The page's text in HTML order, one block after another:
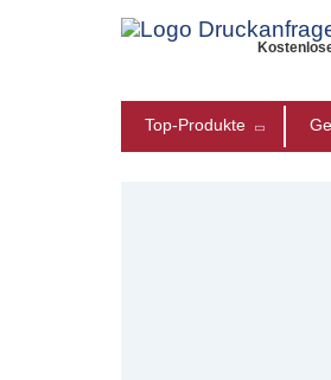
Top-Produkte